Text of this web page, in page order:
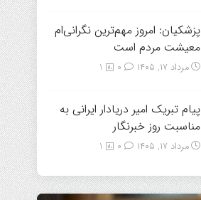
پزشکیان: امروز مهم‌ترین نگرانی‌ام
معیشت مردم است
مرداد ۱۷, ۱۴۰۵ 1
پیام تبریک امیر دریادار ایرانی به
مناسبت روز خبرنگار
مرداد ۱۷, ۱۴۰۵ 1